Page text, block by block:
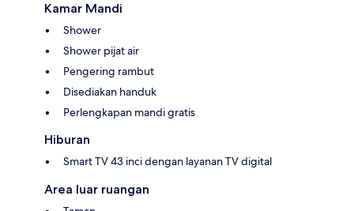
Kamar Mandi
Shower
Shower pijat air
Pengering rambut
Disediakan handuk
Perlengkapan mandi gratis
Hiburan
Smart TV 43 inci dengan layanan TV digital
Area luar ruangan